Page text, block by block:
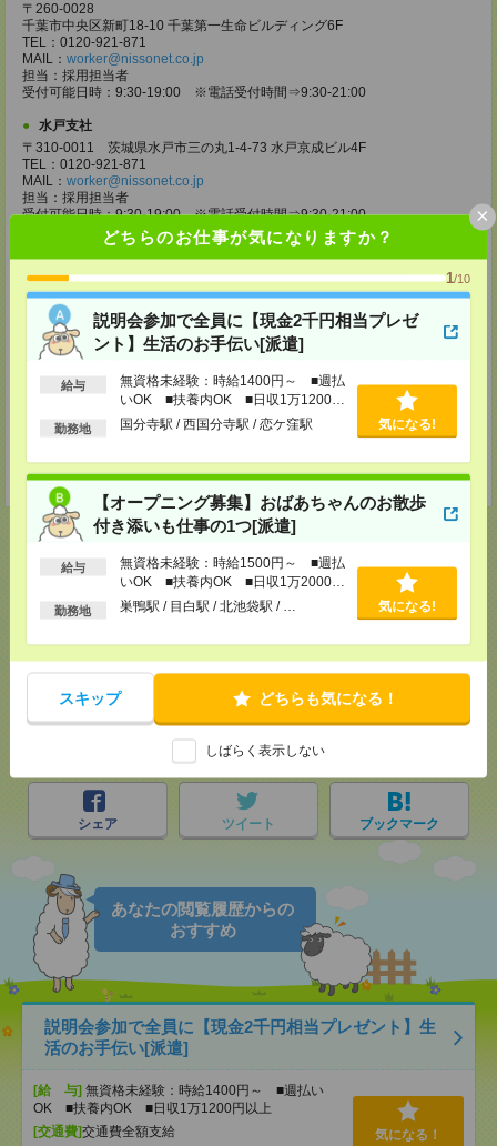
どちらのお仕事が気になりますか？
1/10
説明会参加で全員に【現金2千円相当プレゼ
ント】生活のお手伝い[派遣]
給与
無資格未経験：時給1400円～ ■週払
いOK ■扶養内OK ■日収1万1200円
以上
勤務地 国分寺駅 / 西国分寺駅 / 恋ケ窪駅 気になる!
【オープニング募集】おばあちゃんのお散歩
付き添いも仕事の1つ[派遣]
給与
無資格未経験：時給1500円～ ■週払
いOK ■扶養内OK ■日収1万2000円
以上
勤務地 巣鴨駅 / 目白駅 / 北池袋駅 / … 気になる!
スキップ どちらも気になる！
しばらく表示しない
×
〒260-0028
千葉市中央区新町18-10 千葉第一生命ビルディング6F
TEL：0120-921-871
MAIL： worker@nissonet.co.jp
担当：採用担当者
受付可能日時：9:30-19:00 ※電話受付時間⇒9:30-21:00
水戸支社
〒310-0011 茨城県水戸市三の丸1-4-73 水戸京成ビル4F
TEL：0120-921-871
MAIL： worker@nissonet.co.jp
担当：採用担当者
受付可能日時：9:30-19:00 ※電話受付時間⇒9:30-21:00
宇都宮支社
TEL：0120-921-871
MAIL：worker@nissonet.co.jp
担当：採用担当者
受付可能日時：9:30-19:00 ※電話受付時間⇒9:30-21:00
埼玉県さいたま市大宮区仲町2-23-2 大宮仲町センタービル3F（さいたま
TEL：0120-921-871
担当：採用担当者
受付可能日時：9:30-19:00 ※電話受付時間⇒9:30-21:00
応募ページへ
気になる！
LINE
シェア ツイート ブックマーク
あなたの閲覧履歴からの
おすすめ
説明会参加で全員に【現金2千円相当プレゼント】生
活のお手伝い[派遣]
[給 与] 無資格未経験：時給1400円～ ■週払い
OK ■扶養内OK ■日収1万1200円以上
[交通費]交通費全額支給
気になる！